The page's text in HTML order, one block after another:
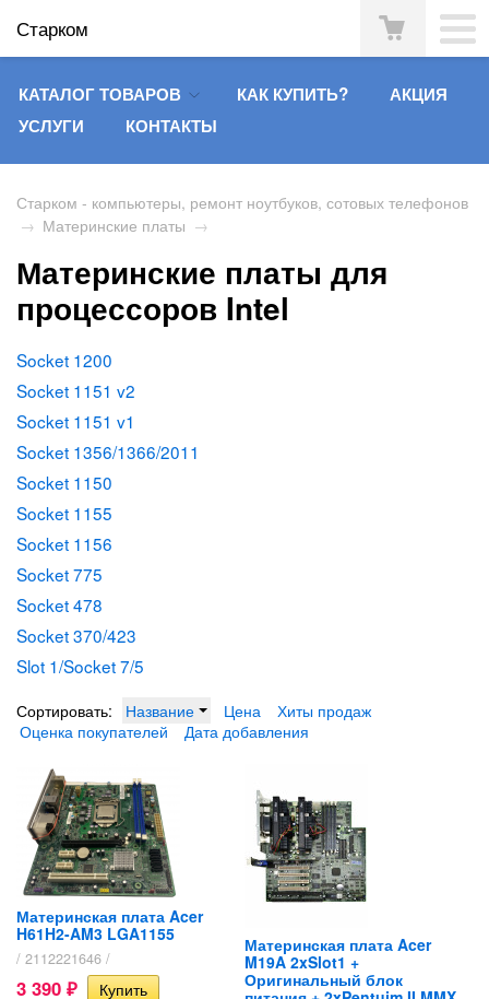
Старком
КАТАЛОГ ТОВАРОВ КАК КУПИТЬ?
АКЦИЯ
УСЛУГИ
КОНТАКТЫ
Старком - компьютеры, ремонт ноутбуков, сотовых телефонов
→ Материнские платы →
Материнские платы для
процессоров Intel
Socket 1200
Socket 1151 v2
Socket 1151 v1
Socket 1356/1366/2011
Socket 1150
Socket 1155
Socket 1156
Socket 775
Socket 478
Socket 370/423
Slot 1/Socket 7/5
Сортировать: Название Цена
Хиты продаж
Оценка покупателей
Дата добавления
Материнская плата Acer
H61H2-AM3 LGA1155
/ 2112221646 /
3 390 ₽
Материнская плата Acer
M19A 2xSlot1 +
Оригинальный блок